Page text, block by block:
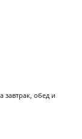
обед и